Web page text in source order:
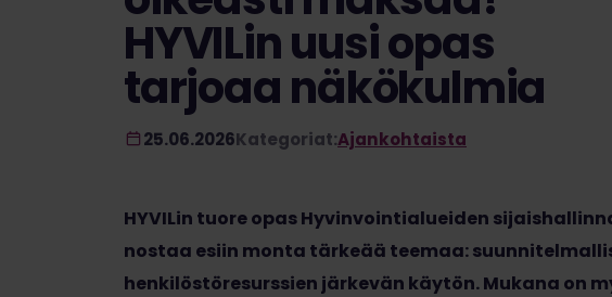
HYVILin uusi opas
tarjoaa näkökulmia
25.06.2026Kategoriat:Ajankohtaista
HYVILin tuore opas Hyvinvointialueiden
nostaa esiin monta tärkeää teemaa:
henkilöstöresurssien järkevän käytön. Mukana on